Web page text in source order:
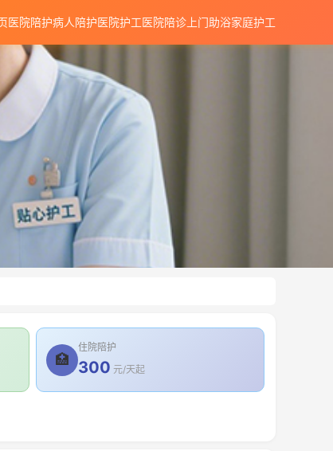
医院陪护病人陪护医院护工医院陪诊 上门助浴家庭护工
🏥
住院陪护
300 元/天起